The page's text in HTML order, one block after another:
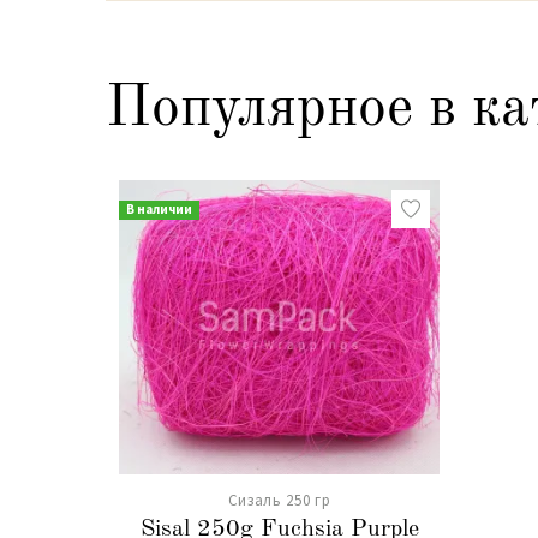
Популярное в
В наличии
Сизаль 250 гр
Sisal 250g Fuchsia Purple